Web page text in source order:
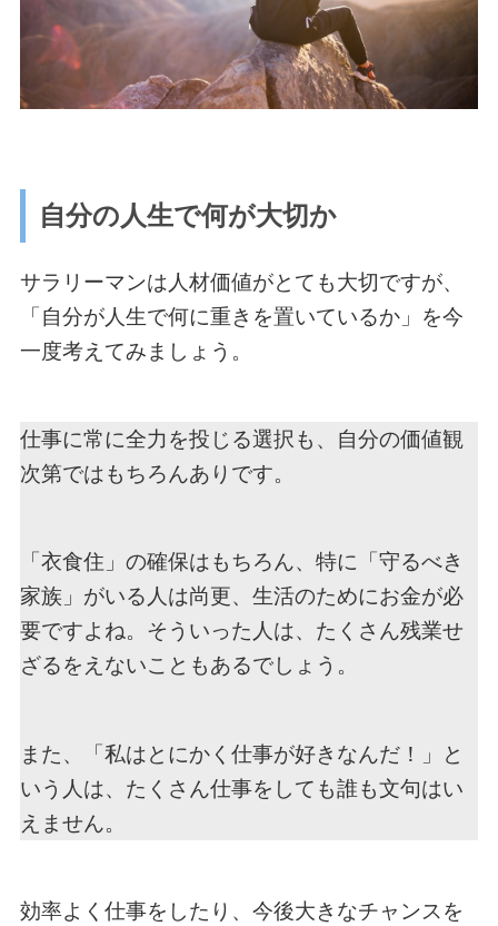
自分の人生で何が大切か
サラリーマンは人材価値がとても大切ですが、
「自分が人生で何に重きを置いているか」を今
一度考えてみましょう。
仕事に常に全力を投じる選択も、自分の価値観
次第ではもちろんありです。
「衣食住」の確保はもちろん、特に「守るべき
家族」がいる人は尚更、生活のためにお金が必
要ですよね。そういった人は、たくさん残業せ
ざるをえないこともあるでしょう。
また、「私はとにかく仕事が好きなんだ！」と
いう人は、たくさん仕事をしても誰も文句はい
えません。
効率よく仕事をしたり、今後大きなチャンスを